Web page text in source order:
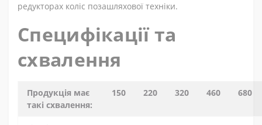
редукторах коліс позашляхової техніки.
Специфікації та
схвалення
Продукція має
такі схвалення:
150 220 320 460 680